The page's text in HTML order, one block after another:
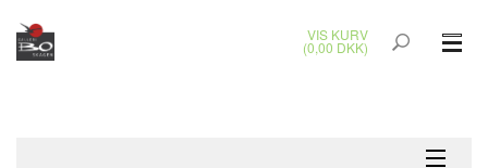
VIS KURV
(0,00 DKK)